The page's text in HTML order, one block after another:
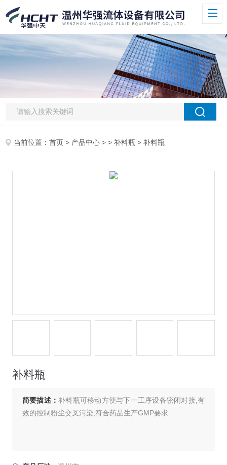
当前位置：首页 > 产品中心 > >补料瓶 > 补料瓶
补料瓶
简要描述：补料瓶可移动方便与下一工序设备密闭对接,有
效的控制粉尘交叉污染,符合药品生产GMP要求.